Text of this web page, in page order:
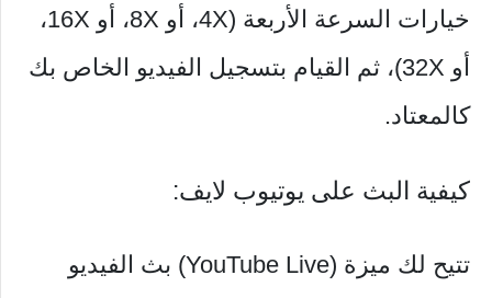
خيارات السرعة الأربعة (4X، أو 8X، أو 16X،
أو 32X)، ثم القيام بتسجيل الفيديو الخاص بك
كالمعتاد.
كيفية البث على يوتيوب لايف:
تتيح لك ميزة (YouTube Live) بث الفيديو